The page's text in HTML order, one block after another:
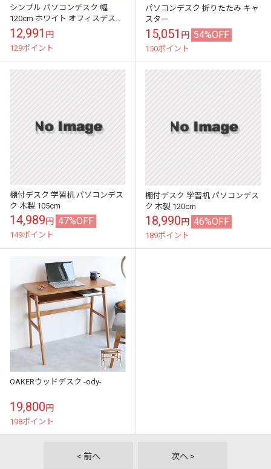
シンプル パソコンデスク 幅
120cm ホワイト オフィスデスク
書斎机 作業台
12,991 円
129ポイント
パソコンデスク 折りたたみ キャ
スター
15,051 円 54%OFF
150ポイント
棚付デスク 学習机 パソコンデス
ク 木製 105cm
14,989円 47%OFF
149ポイント
棚付デスク 学習机 パソコンデス
ク 木製 120cm
18,990円 46%OFF
189ポイント
OAKERウッドデスク -ody-
19,800円
198ポイント
< 前へ 次へ >